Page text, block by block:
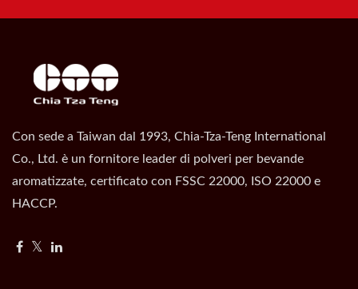
Con sede a Taiwan dal 1993, Chia-Tza-Teng International
Co., Ltd. è un fornitore leader di polveri per bevande
aromatizzate, certificato con FSSC 22000, ISO 22000 e
HACCP.